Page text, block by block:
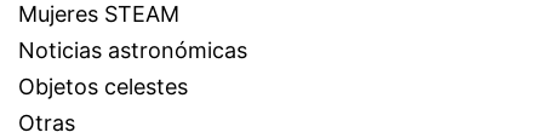
Mujeres STEAM
Noticias astronómicas
Objetos celestes
Otras